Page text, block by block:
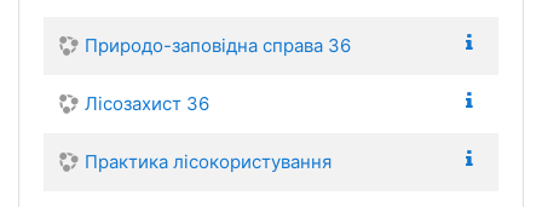
Природо-заповідна справа 36
Лісозахист 36
Практика лісокористування